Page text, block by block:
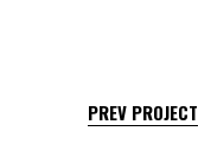
PREV PROJECT